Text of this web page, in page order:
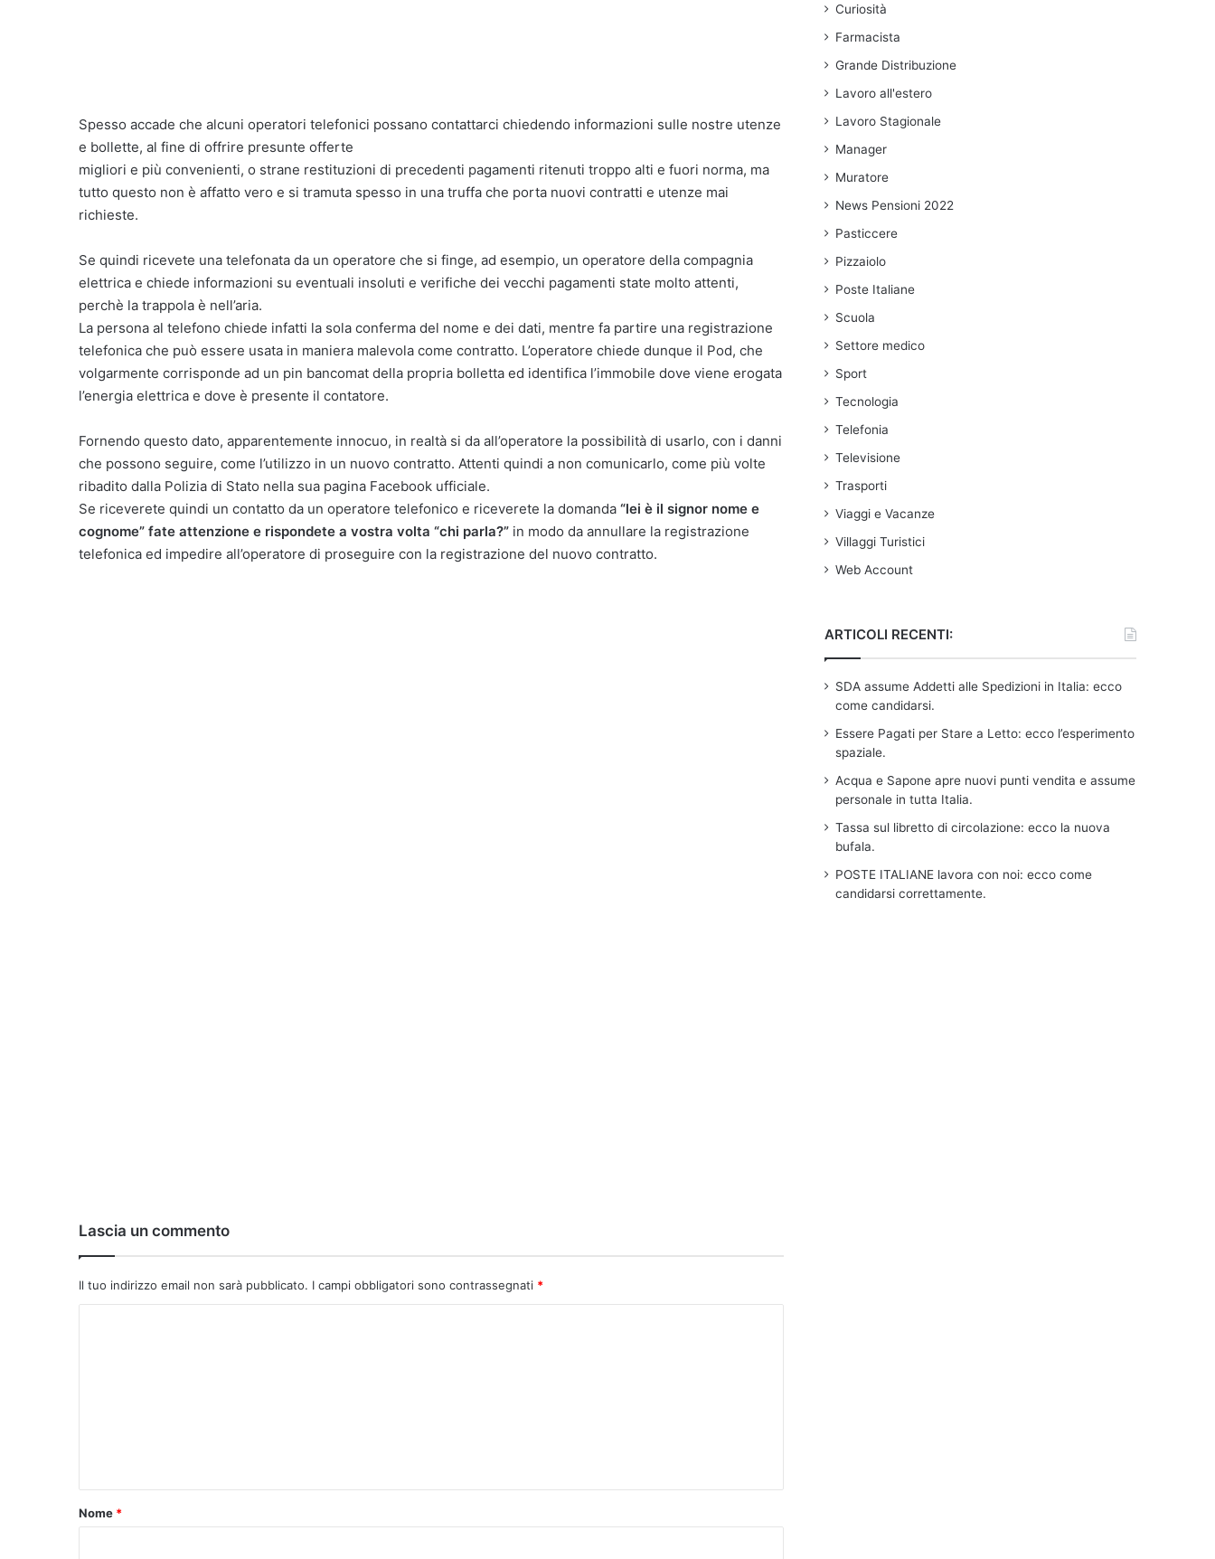
Spesso accade che alcuni operatori telefonici possano contattarci chiedendo informazioni sulle nostre utenze
e bollette, al fine di offrire presunte offerte
migliori e più convenienti, o strane restituzioni di precedenti pagamenti ritenuti troppo alti e fuori norma, ma
tutto questo non è affatto vero e si tramuta spesso in una truffa che porta nuovi contratti e utenze mai
richieste.
Se quindi ricevete una telefonata da un operatore che si finge, ad esempio, un operatore della compagnia
elettrica e chiede informazioni su eventuali insoluti e verifiche dei vecchi pagamenti state molto attenti,
perchè la trappola è nell’aria.
La persona al telefono chiede infatti la sola conferma del nome e dei dati, mentre fa partire una registrazione
telefonica che può essere usata in maniera malevola come contratto. L’operatore chiede dunque il Pod, che
volgarmente corrisponde ad un pin bancomat della propria bolletta ed identifica l’immobile dove viene erogata
l’energia elettrica e dove è presente il contatore.
Fornendo questo dato, apparentemente innocuo, in realtà si da all’operatore la possibilità di usarlo, con i danni
che possono seguire, come l’utilizzo in un nuovo contratto. Attenti quindi a non comunicarlo, come più volte
ribadito dalla Polizia di Stato nella sua pagina Facebook ufficiale.
Se riceverete quindi un contatto da un operatore telefonico e riceverete la domanda “lei è il signor nome e
cognome” fate attenzione e rispondete a vostra volta “chi parla?” in modo da annullare la registrazione
telefonica ed impedire all’operatore di proseguire con la registrazione del nuovo contratto.
Lascia un commento
Il tuo indirizzo email non sarà pubblicato. I campi obbligatori sono contrassegnati *
o
Nome *
Curiosità
Farmacista
Grande Distribuzione
Lavoro all'estero
Lavoro Stagionale
Manager
Muratore
News Pensioni 2022
Pasticcere
Pizzaiolo
Poste Italiane
Scuola
Settore medico
Sport
Tecnologia
Telefonia
Televisione
Trasporti
Viaggi e Vacanze
Villaggi Turistici
Web Account
ARTICOLI RECENTI:
SDA assume Addetti alle Spedizioni in Italia: ecco
come candidarsi.
Essere Pagati per Stare a Letto: ecco l’esperimento
spaziale.
Acqua e Sapone apre nuovi punti vendita e assume
personale in tutta Italia.
Tassa sul libretto di circolazione: ecco la nuova
bufala.
POSTE ITALIANE lavora con noi: ecco come
candidarsi correttamente.